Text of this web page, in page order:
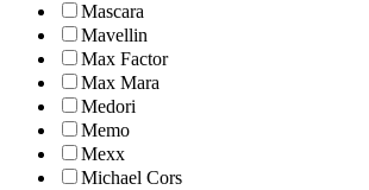
Mascara
Mavellin
Max Factor
Max Mara
Medori
Memo
Mexx
Michael Cors